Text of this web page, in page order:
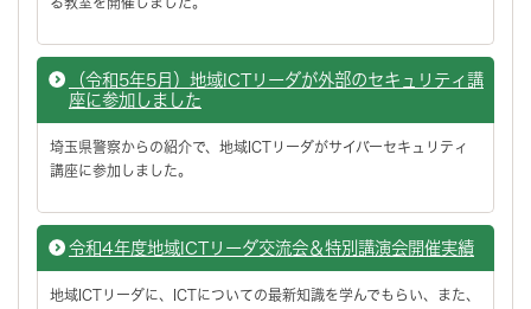
（令和5年5月）地域ICTリーダが外部のセキュリティ講
座に参加しました
埼玉県警察からの紹介で、地域ICTリーダがサイバーセキュリティ
講座に参加しました。
令和4年度地域ICTリーダ交流会＆特別講演会開催実績
地域ICTリーダに、ICTについての最新知識を学んでもらい、また、